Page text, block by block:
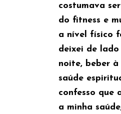
costumava
do fitness e
a nível físico
deixei de lado
noite, beber à
saúde
confesso que
a minha